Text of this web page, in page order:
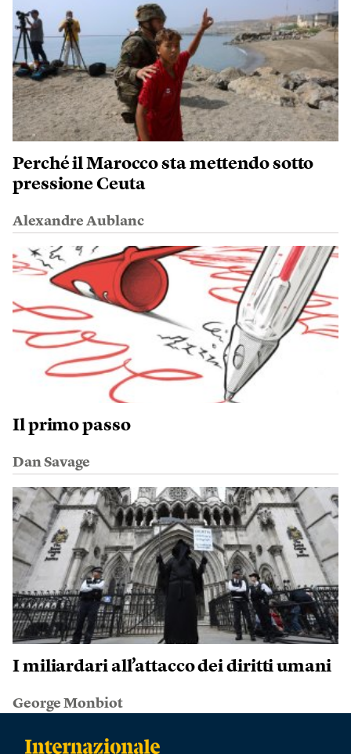
Perché il Marocco sta mettendo sotto
pressione Ceuta
Alexandre Aublanc
Il primo passo
Dan Savage
I miliardari all’attacco dei diritti umani
George Monbiot